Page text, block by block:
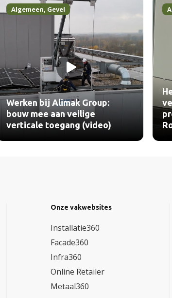
Algemeen, Gevel
Werken bij Alimak Group:
bouw mee aan veilige
verticale toegang (video)
Onze vakwebsites
Installatie360
Facade360
Infra360
Online Retailer
Metaal360